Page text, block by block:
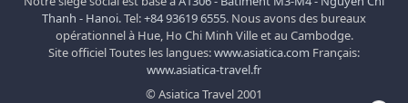
Thanh - Hanoi.Tel:+84 93619 6555. Nous avons des bureaux
opérationnel à Hue, Ho Chi Minh Ville et au Cambodge.
Site officiel Toutes les langues:www.asiatica.com Français:
www.asiatica-travel.fr
© Asiatica Travel 2001